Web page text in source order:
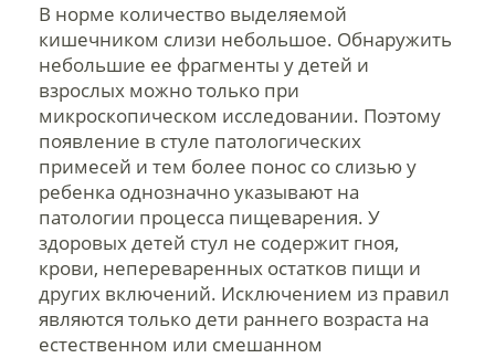
В норме количество выделяемой
кишечником слизи небольшое. Обнаружить
небольшие ее фрагменты у детей и
взрослых можно только при
микроскопическом исследовании. Поэтому
появление в стуле патологических
примесей и тем более понос со слизью у
ребенка однозначно указывают на
патологии процесса пищеварения. У
здоровых детей стул не содержит гноя,
крови, непереваренных остатков пищи и
других включений. Исключением из правил
являются только дети раннего возраста на
естественном или смешанном